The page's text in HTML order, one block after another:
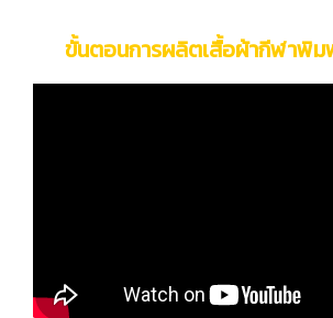
ขั้นตอนการผลิตเสื้อผ้ากีฬาพิ